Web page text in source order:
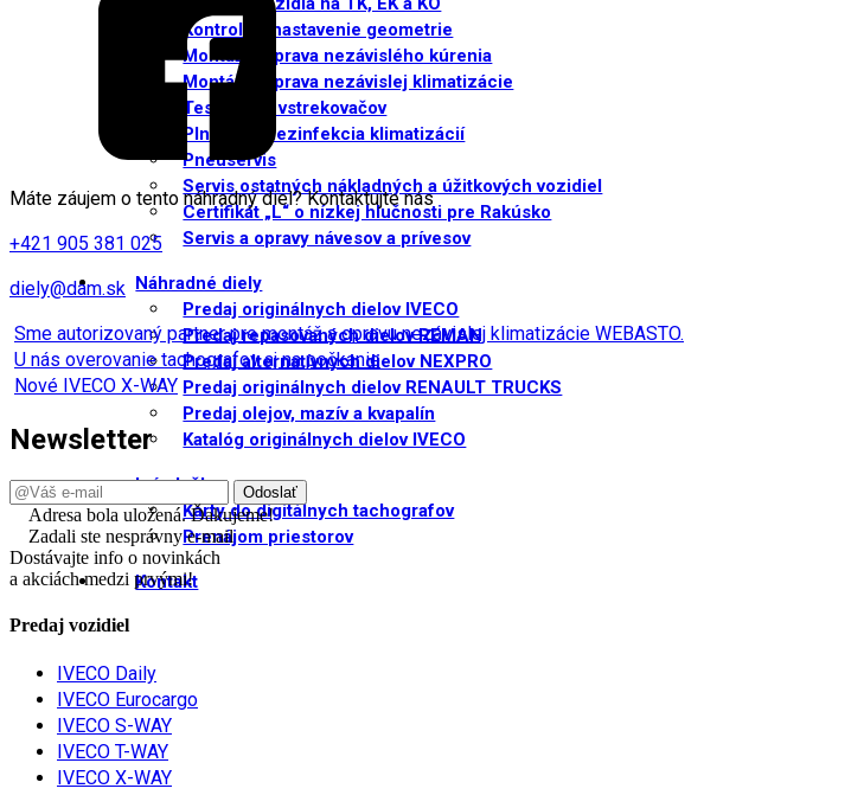
Kontrola a nastavenie geometrie
Montáž a oprava nezávislého kúrenia
Montáž a oprava nezávislej klimatizácie
Testovanie vstrekovačov
Plnenie a dezinfekcia klimatizácií
Pneuservis
Servis ostatných nákladných a úžitkových vozidiel
Certifikát „L“ o nízkej hlučnosti pre Rakúsko
Servis a opravy návesov a prívesov
Náhradné diely
Predaj originálnych dielov IVECO
Predaj repasovaných dielov REMAN
Predaj alternatívnych dielov NEXPRO
Predaj originálnych dielov RENAULT TRUCKS
Predaj olejov, mazív a kvapalín
Katalóg originálnych dielov IVECO
Iné služby
Karty do digitálnych tachografov
Prenájom priestorov
Kontakt
Máte záujem o tento náhradný diel? Kontaktujte nás
+421 905 381 025
diely@dam.sk
Sme autorizovaný partner pre montáž a opravu nezávislej klimatizácie WEBASTO.
U nás overovanie tachografov aj na počkanie
Nové IVECO X-WAY
Newsletter
Adresa bola uložená. Ďakujeme!
Zadali ste nesprávny e-mail
Dostávajte info o novinkách
a akciách medzi prvými!
Predaj vozidiel
IVECO Daily
IVECO Eurocargo
IVECO S-WAY
IVECO T-WAY
IVECO X-WAY